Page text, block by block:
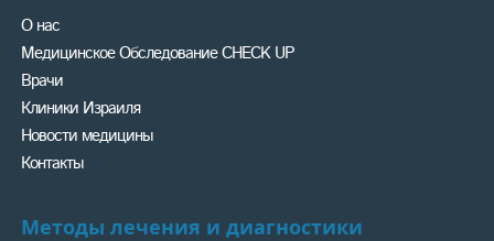
О нас
Медицинское Обследование CHECK UP
Врачи
Клиники Израиля
Новости медицины
Контакты
Методы лечения и диагностики